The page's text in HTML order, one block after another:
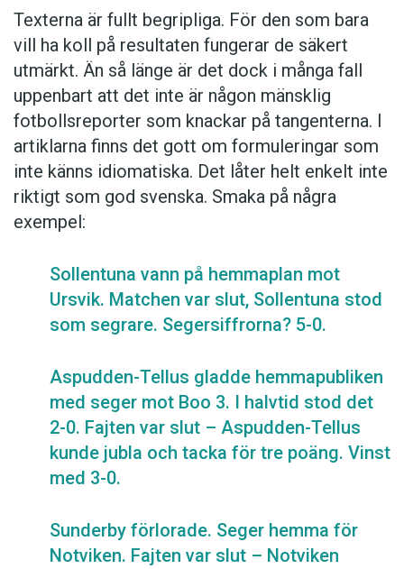
Gästerna AIK gjorde 2 och hemmalaget
Djurgården gjorde 2 mål. 2-2 blev
det. Hemmalaget Djurgården slog till med
mål efter 37 minuter när Cameron
Anthony Streete gjorde 1-0. Samma
ställning följde med spelarna ut i
halvtidsvilan. I minut 75 satte Aziz Ada 2-
1 för AIK. 2-2 stod det när domare
Panajot Gjoka blåste slutsignal. För
Streete och lagen fick dela på poängen.
Anders
Foto: Istockphoto
Texterna är fullt begripliga. För den som bara
vill ha koll på resultaten fungerar de säkert
utmärkt. Än så länge är det dock i många fall
uppenbart att det inte är någon mänsklig
fotbollsreporter som knackar på tangenterna. I
artiklarna finns det gott om formuleringar som
inte känns idiomatiska. Det låter helt enkelt inte
riktigt som god svenska. Smaka på några
exempel:
Sollentuna vann på hemmaplan mot
Ursvik. Matchen var slut, Sollentuna stod
som segrare. Segersiffrorna? 5-0.
Aspudden-Tellus gladde hemmapubliken
med seger mot Boo 3. I halvtid stod det
2-0. Fajten var slut – Aspudden-Tellus
kunde jubla och tacka för tre poäng. Vinst
med 3-0.
Sunderby förlorade. Seger hemma för
Notviken. Fajten var slut – Notviken